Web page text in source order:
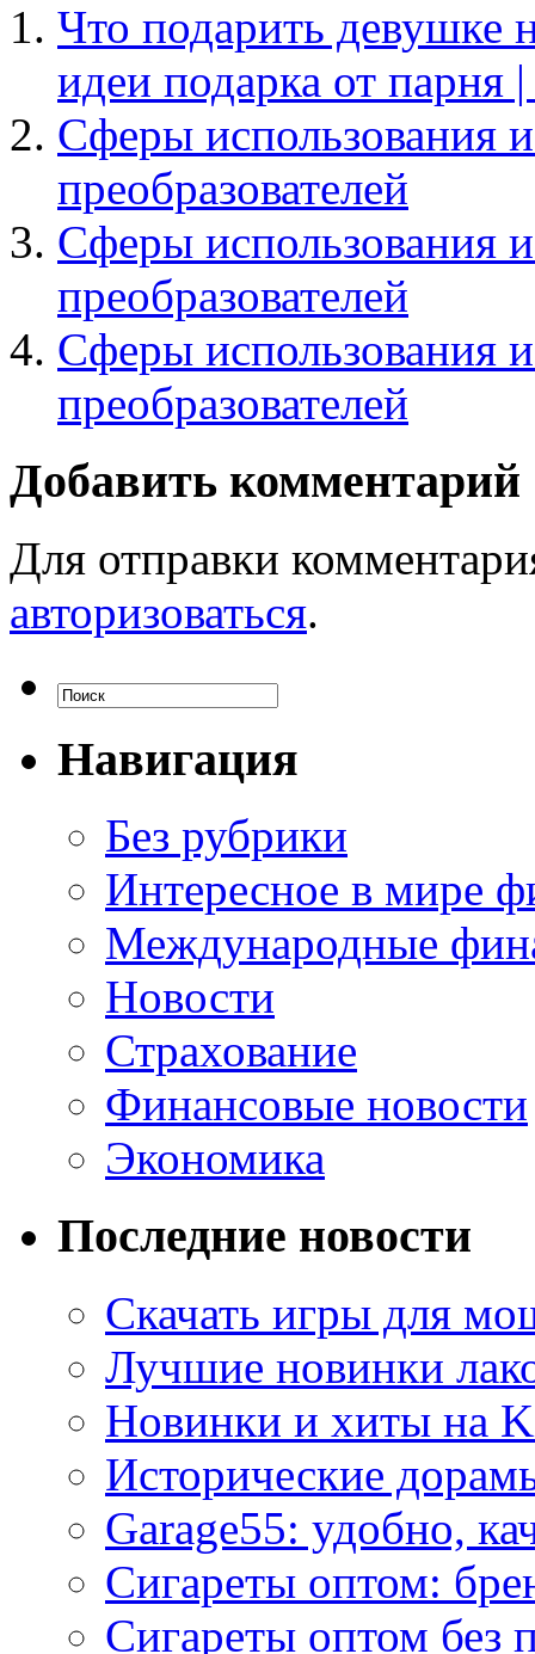
Что подарить девушке
идеи подарка от парня
Сферы использования
преобразователей
Сферы использования
преобразователей
Сферы использования
преобразователей
Добавить комментарий
Для отправки
авторизоваться.
Навигация
Без рубрики
Интересное в мире
Международные
Новости
Страхование
Финансовые новости
Экономика
Последние новости
Скачать игры для
Лучшие новинки
Новинки и хиты на
Исторические
Garage55: удобно,
Сигареты оптом:
Сигареты оптом без